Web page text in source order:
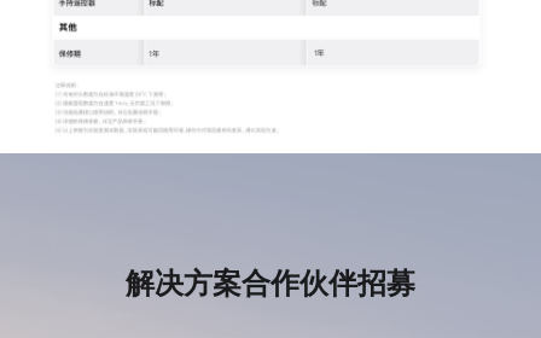
解决方案合作伙伴招募